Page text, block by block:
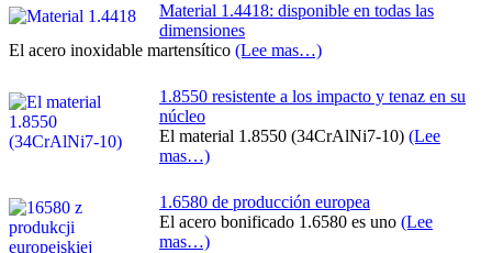
Material 1.4418: disponible en todas las
dimensiones
El acero inoxidable martensítico (Lee mas…)
1.8550 resistente a los impacto y tenaz en su
núcleo
El material 1.8550 (34CrAlNi7-10) (Lee
mas…)
1.6580 de producción europea
El acero bonificado 1.6580 es uno (Lee
mas…)